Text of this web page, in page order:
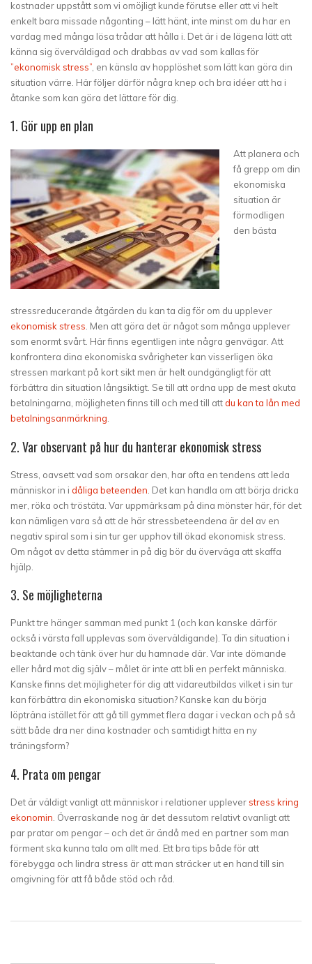
kostnader uppstått som vi omöjligt kunde förutse eller att vi helt
enkelt bara missade någonting – lätt hänt, inte minst om du har en
vardag med många lösa trådar att hålla i. Det är i de lägena lätt att
känna sig överväldigad och drabbas av vad som kallas för
”ekonomisk stress” , en känsla av hopplöshet som lätt kan göra din
situation värre. Här följer därför några knep och bra idéer att ha i
åtanke som kan göra det lättare för dig.
1. Gör upp en plan
Att planera och
få grepp om din
ekonomiska
situation är
förmodligen
den bästa
stressreducerande åtgärden du kan ta dig för om du upplever
ekonomisk stress . Men att göra det är något som många upplever
som enormt svårt. Här finns egentligen inte några genvägar. Att
konfrontera dina ekonomiska svårigheter kan visserligen öka
stressen markant på kort sikt men är helt oundgängligt för att
förbättra din situation långsiktigt. Se till att ordna upp de mest akuta
betalningarna, möjligheten finns till och med till attdu kan ta lån med
betalningsanmärkning
2. Var observant på hur du hanterar ekonomisk stress
Stress, oavsett vad som orsakar den, har ofta en tendens att leda
människor in i dåliga beteenden . Det kan handla om att börja dricka
mer, röka och tröstäta. Var uppmärksam på dina mönster här, för det
kan nämligen vara så att de här stressbeteendena är del av en
negativ spiral som i sin tur ger upphov till ökad ekonomisk stress.
Om något av detta stämmer in på dig bör du överväga att skaffa
hjälp.
3. Se möjligheterna
Punkt tre hänger samman med punkt 1 (och kan kanske därför
också i värsta fall upplevas som överväldigande). Ta din situation i
beaktande och tänk över hur du hamnade där. Var inte dömande
eller hård mot dig själv – målet är inte att bli en perfekt människa.
Kanske finns det möjligheter för dig att vidareutbildas vilket i sin tur
kan förbättra din ekonomiska situation? Kanske kan du börja
löpträna istället för att gå till gymmet flera dagar i veckan och på så
sätt både dra ner dina kostnader och samtidigt hitta en ny
träningsform?
4. Prata om pengar
Det är väldigt vanligt att människor i relationer uppleverstress kring
ekonomin . Överraskande nog är det dessutom relativt ovanligt att
par pratar om pengar – och det är ändå med en partner som man
förment ska kunna tala om allt med. Ett bra tips både för att
förebygga och lindra stress är att man sträcker ut en hand till sin
omgivning för att få både stöd och råd.